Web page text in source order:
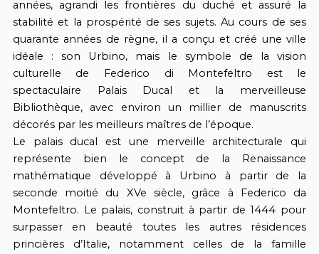
années, agrandi les frontières du duché et assuré la
stabilité et la prospérité de ses sujets. Au cours de ses
quarante années de règne, il a conçu et créé une ville
idéale : son Urbino, mais le symbole de la vision
culturelle de Federico di Montefeltro est le
spectaculaire Palais Ducal et la merveilleuse
Bibliothèque, avec environ un millier de manuscrits
décorés par les meilleurs maîtres de l’époque.
Le palais ducal est une merveille architecturale qui
représente bien le concept de la Renaissance
mathématique développé à Urbino à partir de la
seconde moitié du XVe siècle, grâce à Federico da
Montefeltro. Le palais, construit à partir de 1444 pour
surpasser en beauté toutes les autres résidences
princières d’Italie, notamment celles de la famille